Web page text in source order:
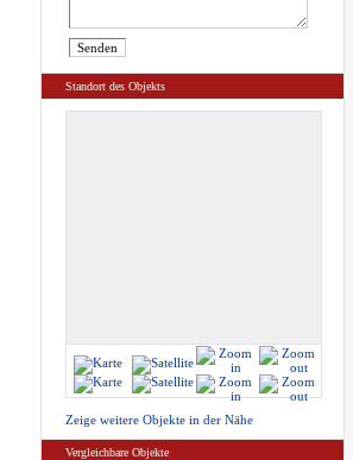
Standort des Objekts
Zeige weitere Objekte in der Nähe
Vergleichbare Objekte